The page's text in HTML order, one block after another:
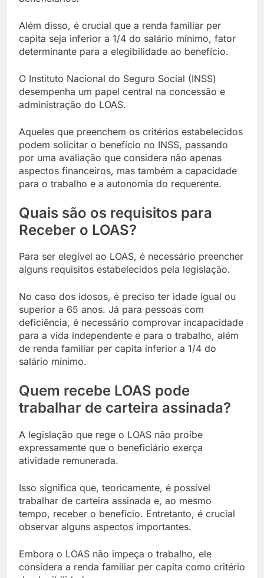
Além disso, é crucial que a renda familiar per
capita seja inferior a 1/4 do salário mínimo, fator
determinante para a elegibilidade ao benefício.
O Instituto Nacional do Seguro Social (INSS)
desempenha um papel central na concessão e
administração do LOAS.
Aqueles que preenchem os critérios estabelecidos
podem solicitar o benefício no INSS, passando
por uma avaliação que considera não apenas
aspectos financeiros, mas também a capacidade
para o trabalho e a autonomia do requerente.
Quais são os requisitos para
Receber o LOAS?
Para ser elegível ao LOAS, é necessário preencher
alguns requisitos estabelecidos pela legislação.
No caso dos idosos, é preciso ter idade igual ou
superior a 65 anos. Já para pessoas com
deficiência, é necessário comprovar incapacidade
para a vida independente e para o trabalho, além
de renda familiar per capita inferior a 1/4 do
salário mínimo.
Quem recebe LOAS pode
trabalhar de carteira assinada?
A legislação que rege o LOAS não proíbe
expressamente que o beneficiário exerça
atividade remunerada.
Isso significa que, teoricamente, é possível
trabalhar de carteira assinada e, ao mesmo
tempo, receber o benefício. Entretanto, é crucial
observar alguns aspectos importantes.
Embora o LOAS não impeça o trabalho, ele
considera a renda familiar per capita como critério